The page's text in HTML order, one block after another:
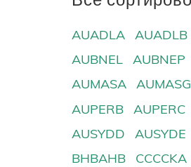
AUADLA AUADLB
AUBNEL
AUBNEP
AUMASA
AUMASG
AUPERB
AUPERC
AUSYDD
AUSYDE
BHBAHB
CCCCKA